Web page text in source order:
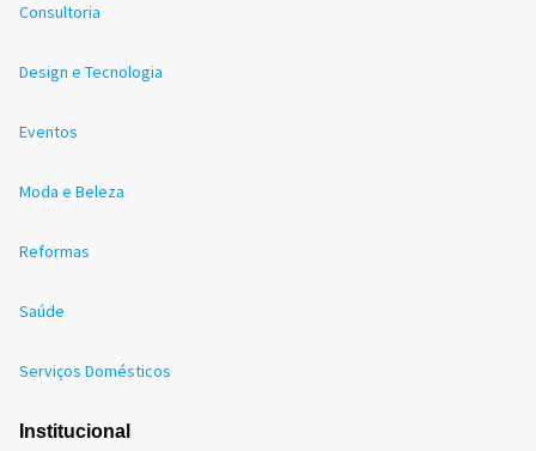
Consultoria
Design e Tecnologia
Eventos
Moda e Beleza
Reformas
Saúde
Serviços Domésticos
Institucional